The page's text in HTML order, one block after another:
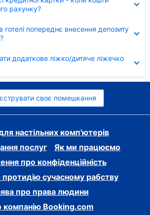
рахунку?
готелі попереднє внесення депозиту
додаткове ліжко/дитяче ліжечко
своє помешкання
настільних комп'ютерів
послуг
Як ми працюємо
про конфіденційність
протидію сучасному рабству
про права людини
компанію Booking.com